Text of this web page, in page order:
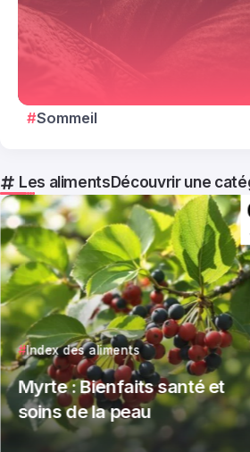
Sommeil
Les alimentsDécouvrir une
Index des aliments
Myrte : Bienfaits santé et
soins de la peau